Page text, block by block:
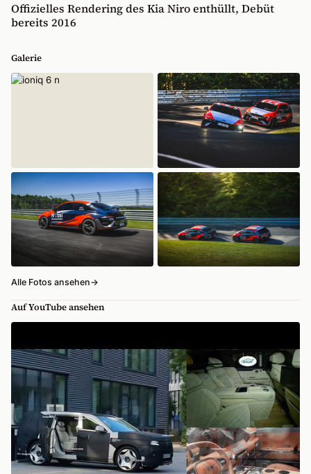
Offizielles Rendering des Kia Niro enthüllt, Debüt
bereits 2016
Galerie
Alle Fotos ansehen→
Auf YouTube ansehen